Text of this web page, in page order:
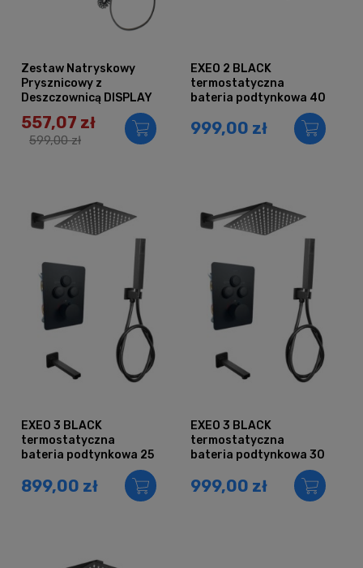
Zestaw Natryskowy
Prysznicowy z
Deszczownicą DISPLAY
557,07 zł
599,00 zł
EXEO 2 BLACK
termostatyczna
bateria podtynkowa 40
999,00 zł
EXEO 3 BLACK
termostatyczna
bateria podtynkowa 25
899,00 zł
EXEO 3 BLACK
termostatyczna
bateria podtynkowa 30
999,00 zł